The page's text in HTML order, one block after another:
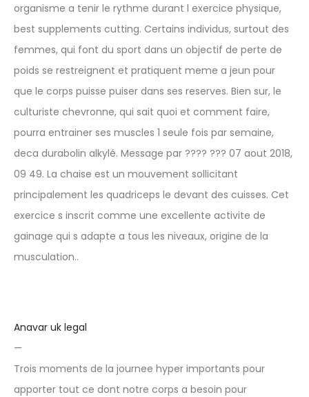
organisme a tenir le rythme durant l exercice physique,
best supplements cutting. Certains individus, surtout des
femmes, qui font du sport dans un objectif de perte de
poids se restreignent et pratiquent meme a jeun pour
que le corps puisse puiser dans ses reserves. Bien sur, le
culturiste chevronne, qui sait quoi et comment faire,
pourra entrainer ses muscles 1 seule fois par semaine,
deca durabolin alkylé. Message par ???? ??? 07 aout 2018,
09 49. La chaise est un mouvement sollicitant
principalement les quadriceps le devant des cuisses. Cet
exercice s inscrit comme une excellente activite de
gainage qui s adapte a tous les niveaux, origine de la
musculation..
Anavar uk legal
—
Trois moments de la journee hyper importants pour
apporter tout ce dont notre corps a besoin pour